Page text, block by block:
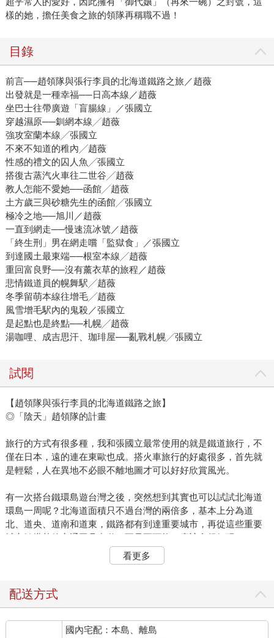
樣的她，擔任美食之旅的領隊再稱職不過！
目錄
前言──趙領隊與張行李員的北海道鐵路之旅／趙薇
出發就是一種幸福──日高本線／趙薇
坐巴士往帶廣遊「盲腸線」／張國立
穿越濕原──釧網本線╱趙薇
強攻室蘭本線╱張國立
不來不知道的稚內╱趙薇
性感的禮文的囚人魚╱張國立
搭復古蒸汽火車往二世谷╱趙薇
教人怎能不愛她──函館╱趙薇
土方歲三與砂糖先生的函館╱張國立
極冷之地──旭川／趙薇
一直到網走──慢速流冰號／趙薇
「終生刑」男在網走嚐「監獄食」／張國立
到達國土最東端──根室本線╱趙薇
重回富良野──沒有薰衣草的旅程／趙薇
悲情鐵道員的幌舞駅╱趙薇
冬季留萌本線往增毛╱趙薇
風雪增毛駅內的鬼殺／張國立
是起點也是終點──札幌╱趙薇
湯咖哩、成吉思汗、珈琲屋──亂戰札幌╱張國立
試閱
【趙領隊與張行李員的北海道鐵路之旅】
◎「陰天」趙領隊的計畫
旅行的方式有很多種，我和張國立最常使用的就是鐵道旅行，不
僅在日本，遠的連在東歐也成。搭火車旅行的好處很多，首先就
是輕鬆，人在異地不必眼不離地圖才可以好好欣賞風光。
有一次搭台鐵環島遊台灣之後，突然想到其實也可以試試北海道
環島一周呢？北海道面積只不過台灣的兩倍多，基本上分為道
北、道央、道南和道東，鐵路都有到達重要城市，再從這些重要
城市轉搭其他交通工具出遊，不是不可能，應該會很好玩。
於是，旅行的目標確定，一：搭特色火車，吃鐵路便當。二：火
道的海鮮。
安排行程最麻煩的一件事就是查詢火車時刻，還好找到一個網
站，只要輸入出發和抵達的地點，就會列出距離、花費時間和票
看更多
配送方式
國內宅配：本島、離島